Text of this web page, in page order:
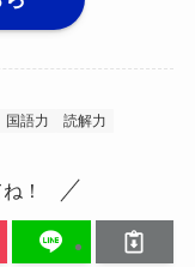
国語力 読解力
！